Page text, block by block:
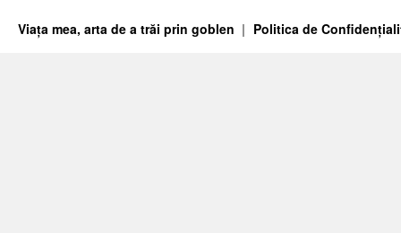
Viața mea, arta de a trăi prin goblen Politica de